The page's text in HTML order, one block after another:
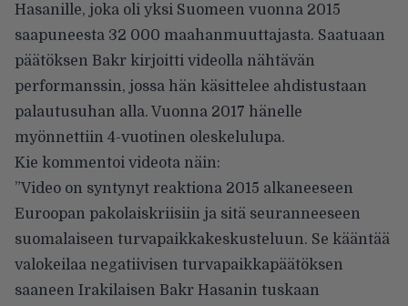
Hasanille, joka oli yksi Suomeen vuonna 2015
saapuneesta 32 000 maahanmuuttajasta. Saatuaan
päätöksen Bakr kirjoitti videolla nähtävän
performanssin, jossa hän käsittelee ahdistustaan
palautusuhan alla. Vuonna 2017 hänelle
myönnettiin 4-vuotinen oleskelulupa.
Kie kommentoi videota näin:
”Video on syntynyt reaktiona 2015 alkaneeseen
Euroopan pakolaiskriisiin ja sitä seuranneeseen
suomalaiseen turvapaikkakeskusteluun. Se kääntää
valokeilaa negatiivisen turvapaikkapäätöksen
saaneen Irakilaisen Bakr Hasanin tuskaan